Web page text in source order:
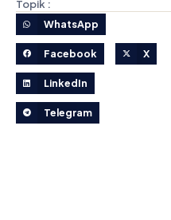
Topik :
WhatsApp
Facebook X
LinkedIn
Telegram